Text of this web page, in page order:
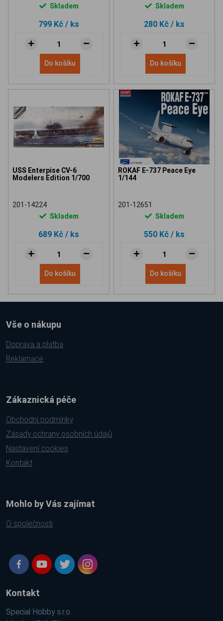
Skladem
799 Kč / ks
Do košíku
Skladem
280 Kč / ks
Do košíku
USS Enterpise CV-6
Modelers Edition 1/700
201-14224
Skladem
689 Kč / ks
Do košíku
ROKAF E-737 Peace Eye
1/144
201-12651
Skladem
550 Kč / ks
Do košíku
Vše o nákupu
Doprava a platba
Reklamace
Zákaznická péče
Obchodní podmínky
Zásady ochrany osobních údajů
Nastavení cookies
Kontakt
Mohlo by Vás zajímat
O společnosti
Kontakt
Special Hobby s.r.o.